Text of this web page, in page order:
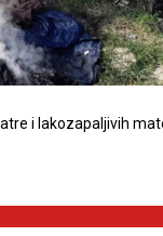
i lakozapaljivih